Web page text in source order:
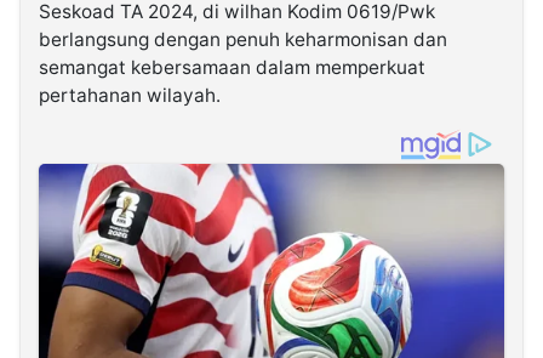
Seskoad TA 2024, di wilhan Kodim 0619/Pwk
berlangsung dengan penuh keharmonisan dan
semangat kebersamaan dalam memperkuat
pertahanan wilayah.